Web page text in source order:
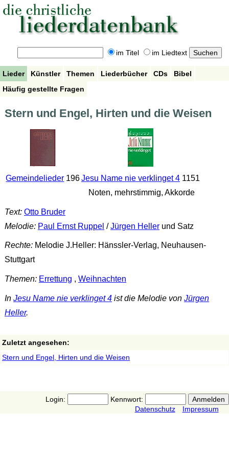
im Titel im Liedtext
Lieder Künstler Themen Liederbücher CDs
Bibel
Häufig gestellte Fragen
Stern und Engel, Hirten und die Weisen
Gemeindelieder 196Jesu Name nie verklinget 41151
Noten, mehrstimmig, Akkorde
Text: Otto Bruder
Melodie: Paul Ernst Ruppel /Jürgen Hellerund Satz
Rechte:Melodie J.Heller: Hänssler-Verlag, Neuhausen-
Stuttgart
Themen: Errettung , Weihnachten
In Jesu Name nie verklinget 4ist die Melodie von Jürgen
Heller.
Zuletzt angesehen:
Stern und Engel, Hirten und die Weisen
Login:
Kennwort:
Datenschutz
Impressum